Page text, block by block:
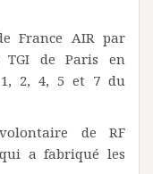
France AIR par
TGI de Paris en
1, 2, 4, 5 et 7 du
de RF
qui a fabriqué les